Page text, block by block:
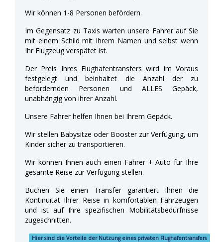
Wir können 1-8 Personen befördern.
Im Gegensatz zu Taxis warten unsere Fahrer auf Sie
mit einem Schild mit Ihrem Namen und selbst wenn
Ihr Flugzeug verspätet ist.
Der Preis Ihres Flughafentransfers wird im Voraus
festgelegt und beinhaltet die Anzahl der zu
befördernden Personen und ALLES Gepäck,
unabhängig von ihrer Anzahl.
Unsere Fahrer helfen Ihnen bei Ihrem Gepäck.
Wir stellen Babysitze oder Booster zur Verfügung, um
Kinder sicher zu transportieren.
Wir können Ihnen auch einen Fahrer + Auto für Ihre
gesamte Reise zur Verfügung stellen.
Buchen Sie einen Transfer garantiert Ihnen die
Kontinuität Ihrer Reise in komfortablen Fahrzeugen
und ist auf Ihre spezifischen Mobilitätsbedürfnisse
zugeschnitten.
Hier sind die Vorteile der Nutzung eines privaten Flughafentransfers